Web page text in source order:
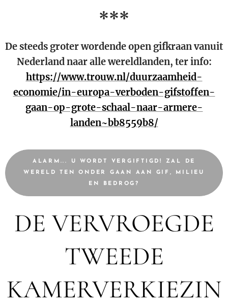
***
De steeds groter wordende open gifkraan vanuit
Nederland naar alle wereldlanden, ter info:
https://www.trouw.nl/duurzaamheid-
economie/in-europa-verboden-gifstoffen-
gaan-op-grote-schaal-naar-armere-
landen~bb8559b8/
ALARM... U WORDT VERGIFTIGD! ZAL DE
WERELD TEN ONDER GAAN AAN GIF, MILIEU
EN BEDROG?
DE VERVROEGDE
TWEEDE
KAMERVERKIEZIN